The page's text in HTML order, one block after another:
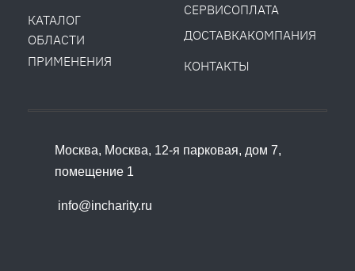
КАТАЛОГ
ОБЛАСТИ
ПРИМЕНЕНИЯ
СЕРВИСОПЛАТА
ДОСТАВКАКОМПАНИЯ
КОНТАКТЫ
Москва, Москва, 12-я парковая, дом 7,
помещение 1
info@incharity.ru